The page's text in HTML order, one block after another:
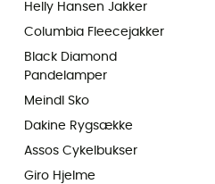
Helly Hansen Jakker
Columbia Fleecejakker
Black Diamond
Pandelamper
Meindl Sko
Dakine Rygsække
Assos Cykelbukser
Giro Hjelme